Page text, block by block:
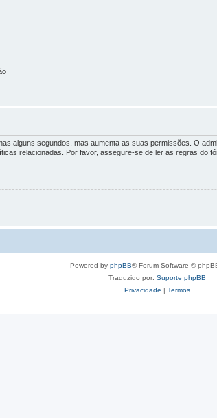
alguns segundos, mas aumenta as suas permissões. O
relacionadas. Por favor, assegure-se de ler as regras do
Powered by phpBB® Forum Software ©
Traduzido por: Suporte phpBB
Privacidade | Termos